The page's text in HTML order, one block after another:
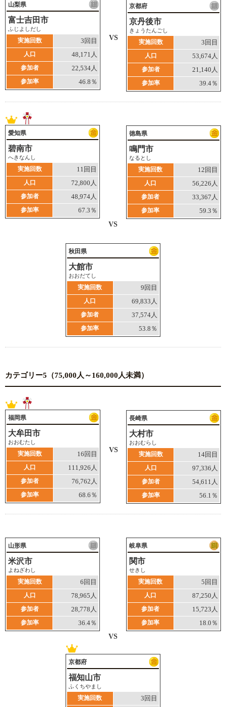
山梨県
富士吉田市
ふじよしだし
実施回数 3回目
人口 48,171人
参加者 22,534人
参加率 46.8％
VS
京都府
京丹後市
きょうたんごし
実施回数 3回目
人口 53,674人
参加者 21,140人
参加率 39.4％
愛知県
碧南市
へきなんし
実施回数 11回目
人口 72,800人
参加者 48,974人
参加率 67.3％
徳島県
鳴門市
なるとし
実施回数 12回目
人口 56,226人
参加者 33,367人
参加率
59.3％
VS
秋田県
大館市
おおだてし
実施回数 9回目
人口 69,833人
参加者 37,574人
参加率 53.8％
カテゴリー5（75,000人～160,000人未満）
福岡県
大牟田市
おおむたし
実施回数 16回目
人口 111,926人
参加者 76,762人
参加率 68.6％
VS
長崎県
大村市
おおむらし
実施回数 14回目
人口 97,336人
参加者 54,611人
参加率 56.1％
山形県
米沢市
よねざわし
実施回数 6回目
人口 78,965人
参加者 28,778人
参加率 36.4％
岐阜県
関市
せきし
実施回数 5回目
人口 87,250人
参加者 15,723人
参加率
18.0％
VS
京都府
福知山市
ふくちやまし
実施回数 3回目